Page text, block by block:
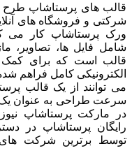
قالب های پرستاشاپ طرح
شرکتی و فروشگاه های
ورک پرستاشاپ کار می
شامل فایل ها، تصاویر،
قالب است که برای کمک
الکترونیکی کامل فراهم
می توانند از یک قالب
سرعت طراحی به عنوان یک
در مارکت پرستاشاپ
رایگان پرستاشاپ در
توسط برترین شرکت